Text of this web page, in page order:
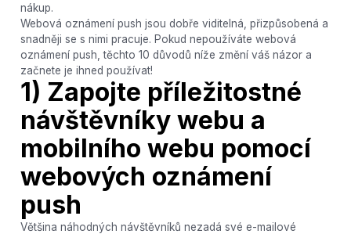
nákup.
Webová oznámení push jsou dobře viditelná, přizpůsobená a
snadněji se s nimi pracuje. Pokud nepoužíváte webová
oznámení push, těchto 10 důvodů níže změní váš názor a
začnete je ihned používat!
1) Zapojte příležitostné
návštěvníky webu a
mobilního webu pomocí
webových oznámení
push
Většina náhodných návštěvníků nezadá své e-mailové